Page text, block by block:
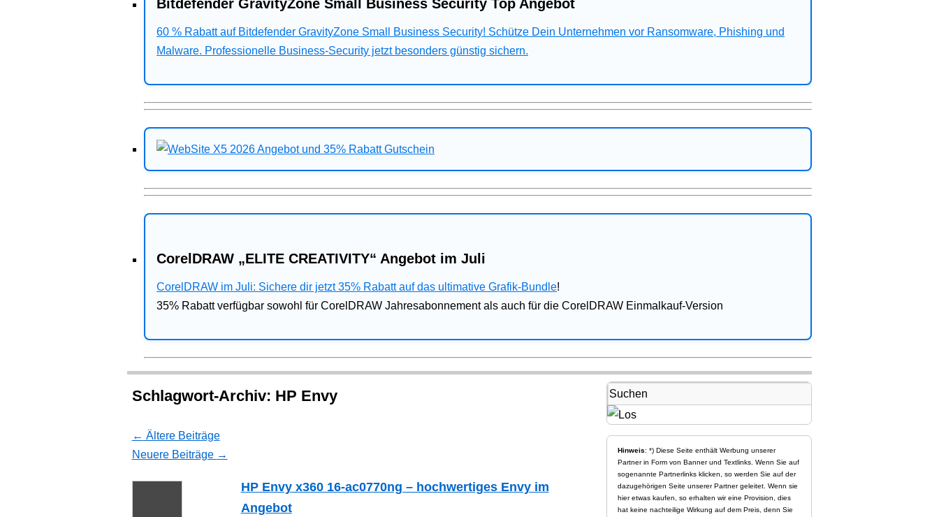
Bitdefender GravityZone Small Business Security Top Angebot
60 % Rabatt auf Bitdefender GravityZone Small Business Security! Schütze Dein Unternehmen vor Ransomware, Phishing und
Malware. Professionelle Business-Security jetzt besonders günstig sichern.
CorelDRAW „ELITE CREATIVITY“ Angebot im Juli
CorelDRAW im Juli: Sichere dir jetzt 35% Rabatt auf das ultimative Grafik-Bundle!
35% Rabatt verfügbar sowohl für CorelDRAW Jahresabonnement als auch für die CorelDRAW Einmalkauf-Version
Schlagwort-Archiv: HP Envy
← Ältere Beiträge
Neuere Beiträge →
HP Envy x360 16-ac0770ng – hochwertiges Envy im
Angebot
Hinweis: *) Diese Seite enthält Werbung unserer
Partner in Form von Banner und Textlinks. Wenn Sie auf
sogenannte Partnerlinks klicken, so werden Sie auf der
dazugehörigen Seite unserer Partner geleitet. Wenn sie
hier etwas kaufen, so erhalten wir eine Provision, dies
hat keine nachteilige Wirkung auf dem Preis, denn Sie